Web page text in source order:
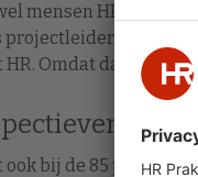
mensen HR in- of
projectleider,
Omdat dat
bij de 85 procent